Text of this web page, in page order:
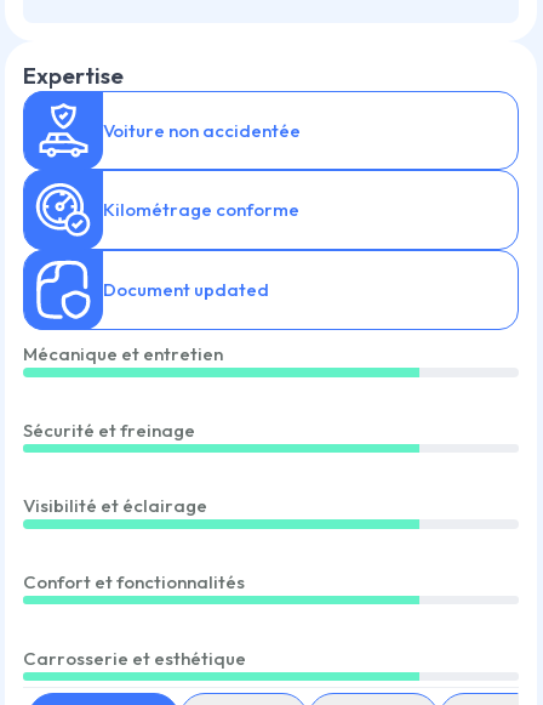
Expertise
Voiture non accidentée
Kilométrage conforme
Document updated
Mécanique et entretien
Sécurité et freinage
Visibilité et éclairage
Confort et fonctionnalités
Carrosserie et esthétique